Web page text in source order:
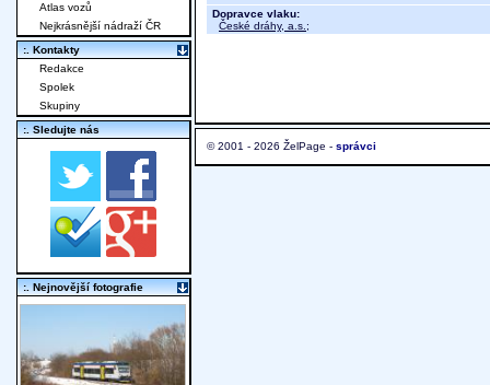
Dopravce vlaku:
České dráhy, a.s. ;
© 2001 - 2026 ŽelPage - správci
Atlas vozů
Nejkrásnější nádraží ČR
:. Kontakty
Redakce
Spolek
Skupiny
:. Sledujte nás
:. Nejnovější fotografie